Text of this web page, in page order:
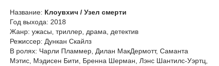
Название: Клоувхич / Узел смерти
Год выхода: 2018
Жанр: ужасы, триллер, драма, детектив
Режиссер: Дункан Скайлз
В ролях: Чарли Пламмер, Дилан МакДермотт, Саманта
Мэтис, Мэдисен Бити, Бренна Шерман, Лэнс Шантилс-Уэртц,